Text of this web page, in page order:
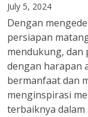
July 5, 2024
Dengan
persiapan
mendukung, dan
dengan harapan
bermanfaat dan
menginspirasi
terbaiknya dalam